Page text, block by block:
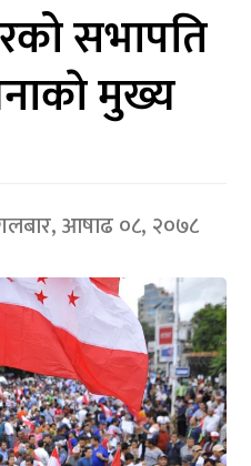
सभापति
मुख्य
आषाढ ०८, २०७८